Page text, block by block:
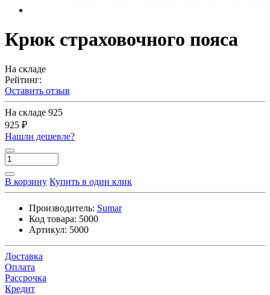
Крюк страховочного пояса
На складе
Рейтинг:
Оставить отзыв
На складе 925
925 ₽
Нашли дешевле?
В корзину Купить в один клик
Производитель: Sumar
Код товара: 5000
Артикул: 5000
Доставка
Оплата
Рассрочка
Кредит